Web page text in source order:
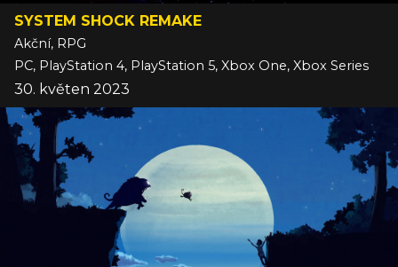
SYSTEM SHOCK REMAKE
Akční, RPG
PC, PlayStation 4, PlayStation 5, Xbox One, Xbox Series
30. květen 2023